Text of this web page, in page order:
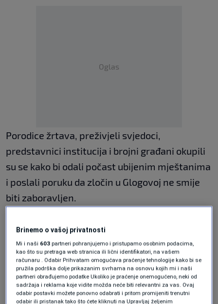
Oglas
Porodice žrtava, preživjeli svjedoci,
predstavnici institucija i brojni građani okupili
su se kako bi odali počast ubijenim mještanima
i poslali poruku da zločin u Glogovoj ne smije
biti zaboravljen.
pobjede nad fašizmom, 9. maja, uz poruku da
se upravo tog datuma 1992. godine u Glogovoj
"pred očima Evrope ponovio fašizam“.
Program je počeo obraćanjem mjesnog imama
Brinemo o vašoj privatnosti
Mi i naši 603 partneri pohranjujemo i pristupamo osobnim podacima,
kao što su pretraga web stranica ili lični identifikatori, na vašem
računaru . Odabir Prihvatam omogućava praćenje tehnologije kako bi se
pružila podrška dolje prikazanim svrhama na osnovu kojih mi i naši
partneri obrađujemo podatke Ukoliko je praćenje onemogućeno, neki od
sadržaja i reklama koje vidite možda neće biti relevantni za vas. Ovaj
odabir postavki možete ponovno odabrati i pritom promijeniti trenutni
odabir ili pristanak tako što ćete kliknuti na Upravljaj željenim